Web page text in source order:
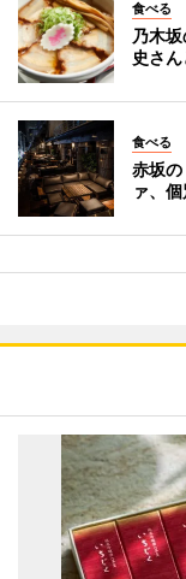
食べる
乃木
史さ
食べる
赤坂
ァ、